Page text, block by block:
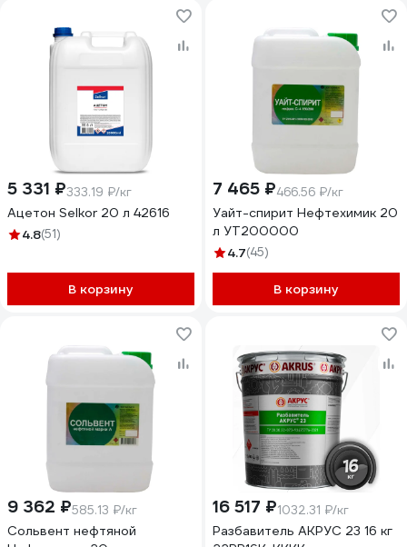
5 331 ₽333.19 ₽/кг
Ацетон Selkor 20 л 42616
4.8(51)
В корзину
7 465 ₽466.56 ₽/кг
Уайт-спирит Нефтехимик 20
л УТ200000
4.7(45)
В корзину
9 362 ₽585.13 ₽/кг
Сольвент нефтяной
16 517 ₽1032.31 ₽/кг
Разбавитель АКРУС 23 16 кг